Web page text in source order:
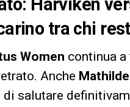
Harviken
tra chi
Women continua
Anche
salutare